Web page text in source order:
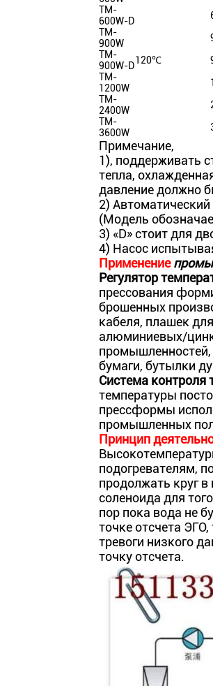
TM-
600W-D
TM-
900W
TM-
900W-D120℃
TM-
1200W
TM-
2400W
TM-
3600W
Примечание,
1), поддерживать
тепла,
давление должно
2)
(Модель
3) «D» стоит для
4) Насос
Применение
Регулятор
прессования
брошенных
кабеля, плашек
алюминиевых/
промышленностей,
бумаги, бутылки
Система
температуры
прессформы
промышленных
Принцип
подогревателям,
продолжать круг
соленоида для
пор пока вода не
точке отсчета
тревоги низкого
точку отсчета.